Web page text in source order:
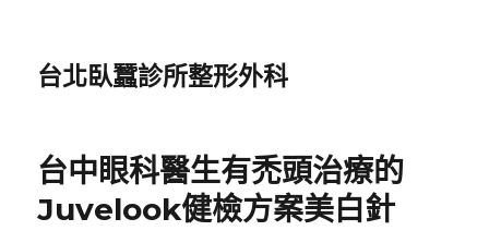
台北臥蠶診所整形外科
台中眼科醫生有禿頭治療的
Juvelook健檢方案美白針